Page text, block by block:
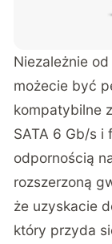
Niezależnie
możecie być
kompatybilne
SATA 6 Gb/s
odpornością
rozszerzoną
że uzyskacie
który przyda